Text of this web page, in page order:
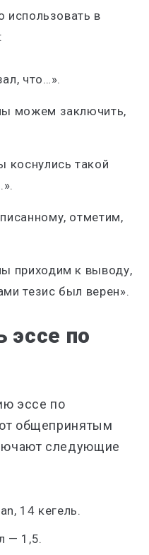
в
что…».
можем заключить,
коснулись такой
отметим,
приходим к выводу,
тезис был верен».
эссе по
эссе по
общепринятым
следующие
14 кегель.
— 1,5.